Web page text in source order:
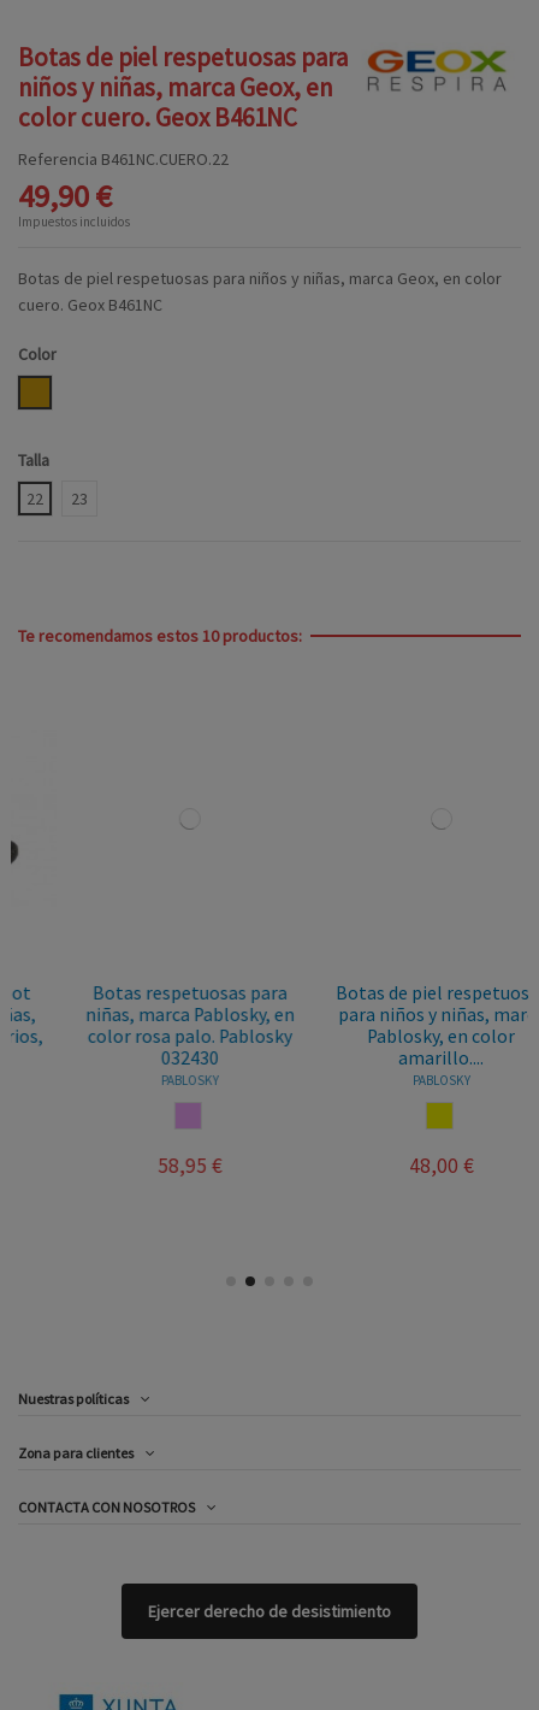
Botas de piel respetuosas para
niños y niñas, marca Geox, en
color cuero. Geox B461NC
Referencia B461NC.CUERO.22
49,90 €
Impuestos incluidos
Botas de piel respetuosas para niños y niñas, marca Geox, en color
cuero. Geox B461NC
Color
Talla
22
23
Te recomendamos estos 10 productos:
Botas respetuosas para
niñas, marca Pablosky, en
color rosa palo. Pablosky
032430
PABLOSKY
58,95 €
Botas de piel respetuosas
para niños y niñas, marca
Pablosky, en color
amarillo....
PABLOSKY
48,00 €
Nuestras políticas
Zona para clientes
CONTACTA CON NOSOTROS
Ejercer derecho de desistimiento